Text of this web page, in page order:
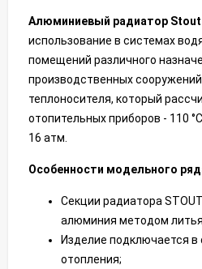
Алюминиевый радиатор Stout
использование в системах
помещений различного
производственных
теплоносителя, который
отопительных приборов - 110
16 атм.
Особенности модельного
Секции радиатора
алюминия методом
Изделие подключается в
отопления;